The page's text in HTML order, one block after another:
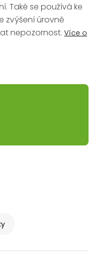
Také se používá ke
zvýšení úrovně
nepozornost. Více o